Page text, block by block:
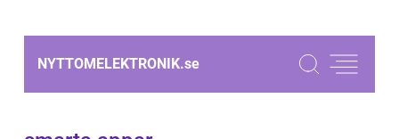
NYTTOMELEKTRONIK.se